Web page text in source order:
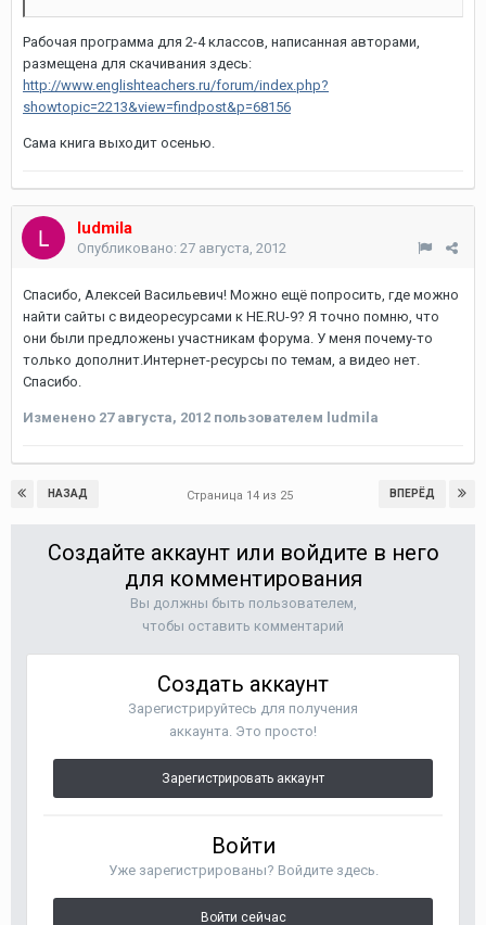
Рабочая программа для 2-4 классов, написанная авторами,
размещена для скачивания здесь:
http://www.englishteachers.ru/forum/index.php?
showtopic=2213&view=findpost&p=68156
Сама книга выходит осенью.
ludmila
Опубликовано: 27 августа, 2012
Спасибо, Алексей Васильевич! Можно ещё попросить, где можно
найти сайты с видеоресурсами к HE.RU-9? Я точно помню, что
они были предложены участникам форума. У меня почему-то
только дополнит.Интернет-ресурсы по темам, а видео нет.
Спасибо.
Изменено 27 августа, 2012 пользователем ludmila
НАЗАД ВПЕРЁД
Страница 14 из 25
Создайте аккаунт или войдите в него
для комментирования
Вы должны быть пользователем,
чтобы оставить комментарий
Создать аккаунт
Зарегистрируйтесь для получения
аккаунта. Это просто!
Зарегистрировать аккаунт
Войти
Уже зарегистрированы? Войдите здесь.
Войти сейчас